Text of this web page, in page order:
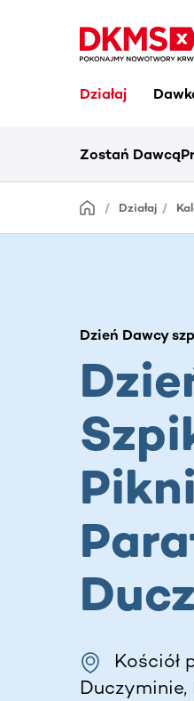
Działaj
Zostań Dawcą
Działaj
Dzień Dawcy
Kościół